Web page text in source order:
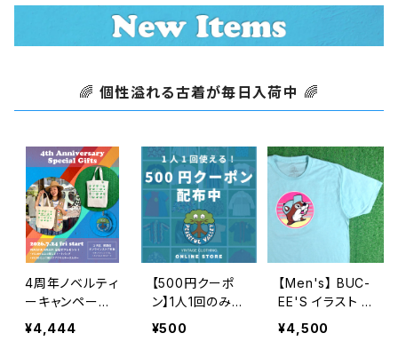
🌈個性溢れる古着が毎日入荷中 🌈
4周年ノベルティ
ーキャンペーン
開催中！
¥4,444
【500円クーポ
ン】1人1回のみご
利用可能！
¥500
【Men's】 BUC-
EE'S イラスト T
シャツ / バッキ
ーズ ティーシャ
¥4,500